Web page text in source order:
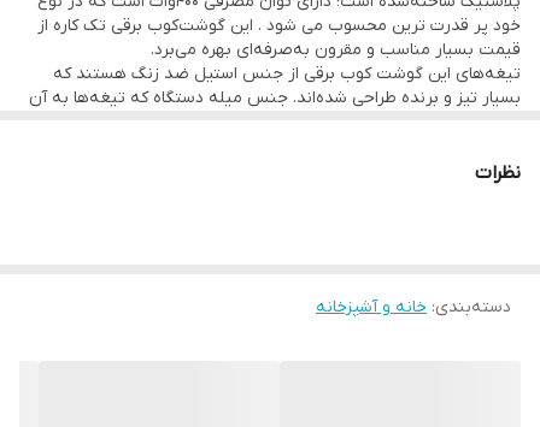
خود پر قدرت ترین محسوب می شود . این گوشت‌کوب برقی تک کاره از
قیمت بسیار مناسب و مقرون‌ به‌صرفه‌ای بهره می‌برد.
تیغه‌های این گوشت کوب برقی از جنس استیل ضد زنگ هستند که
بسیار تیز و برنده طراحی شده‌اند. جنس میله دستگاه که تیغه‌ها به آن
له‌کردن و پوره‌کردن را انجام می‌دهد. این دستگاه از تنظیمات سرعت در
نظرات
دسته‌بندی: خانه و آشپزخانه